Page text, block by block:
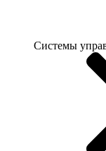
Системы